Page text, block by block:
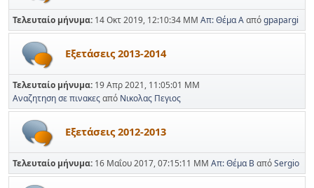
Τελευταίο μήνυμα: 14 Οκτ 2019, 12:10:34 ΜΜ Απ: Θέμα Ααπόgpapargi
Εξετάσεις 2013-2014
Τελευταίο μήνυμα: 19 Απρ 2021, 11:05:01 ΜΜ
Αναζητηση σε πινακεςαπό Νικολας Πεγιος
Εξετάσεις 2012-2013
Τελευταίο μήνυμα: 16 Μαΐου 2017, 07:15:11 ΜΜ Απ: Θέμα Β απόSergio